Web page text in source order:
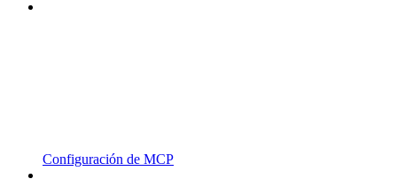
Configuración de MCP